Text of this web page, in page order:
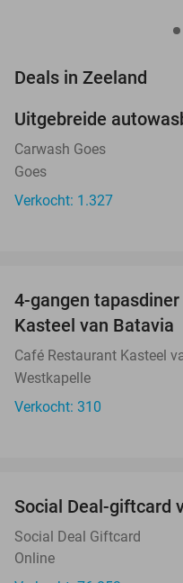
Deals in Zeeland
Uitgebreide
Carwash Goes
Goes
Verkocht: 1.327
4-gangen
Kasteel van Batavia
Café Restaurant Kasteel
Westkapelle
Verkocht: 310
Social Deal-giftcard
Social Deal Giftcard
Online